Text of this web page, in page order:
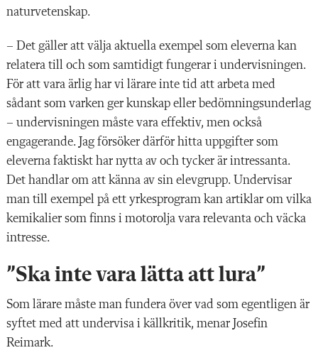
naturvetenskap.
– Det gäller att välja aktuella exempel som eleverna kan
relatera till och som samtidigt fungerar i undervisningen.
För att vara ärlig har vi lärare inte tid att arbeta med
sådant som varken ger kunskap eller bedömningsunderlag
– undervisningen måste vara effektiv, men också
engagerande. Jag försöker därför hitta uppgifter som
eleverna faktiskt har nytta av och tycker är intressanta.
Det handlar om att känna av sin elevgrupp. Undervisar
man till exempel på ett yrkesprogram kan artiklar om vilka
kemikalier som finns i motorolja vara relevanta och väcka
intresse.
”Ska inte vara lätta att lura”
Som lärare måste man fundera över vad som egentligen är
syftet med att undervisa i källkritik, menar Josefin
Reimark.